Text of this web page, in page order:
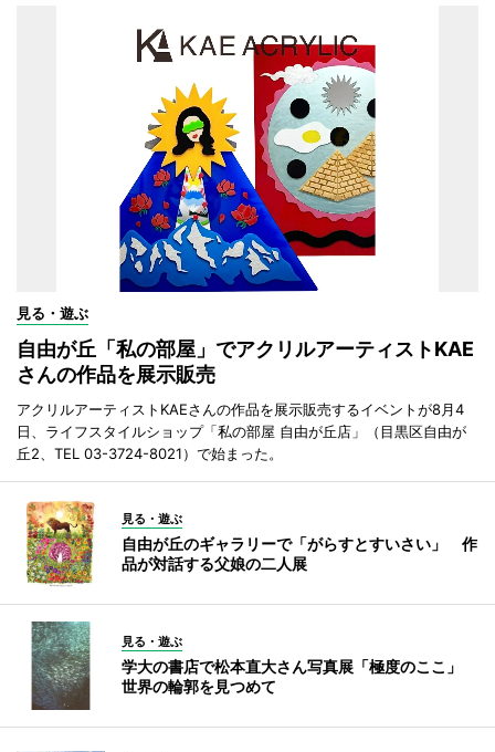
見る・遊ぶ
自由が丘「私の部屋」でアクリルアーティストKAE
さんの作品を展示販売
アクリルアーティストKAEさんの作品を展示販売するイベントが8月4
日、ライフスタイルショップ「私の部屋 自由が丘店」（目黒区自由が
丘2、TEL 03-3724-8021）で始まった。
見る・遊ぶ
自由が丘のギャラリーで「がらすとすいさい」 作
品が対話する父娘の二人展
見る・遊ぶ
学大の書店で松本直大さん写真展「極度のここ」
世界の輪郭を見つめて